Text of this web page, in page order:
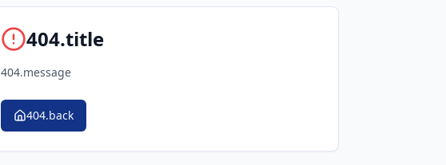
404.title
404.message
404.back